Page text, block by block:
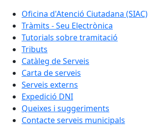
Oficina d'Atenció Ciutadana (SIAC)
Tràmits - Seu Electrònica
Tutorials sobre tramitació
Tributs
Catàleg de Serveis
Carta de serveis
Serveis externs
Expedició DNI
Queixes i suggeriments
Contacte serveis municipals